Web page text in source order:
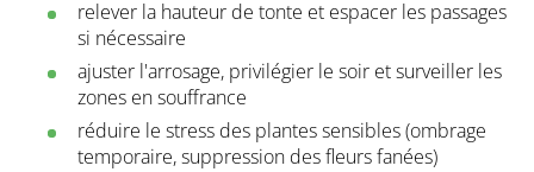
relever la hauteur de tonte et espacer les passages
si nécessaire
ajuster l'arrosage, privilégier le soir et surveiller les
zones en souffrance
réduire le stress des plantes sensibles (ombrage
temporaire, suppression des fleurs fanées)